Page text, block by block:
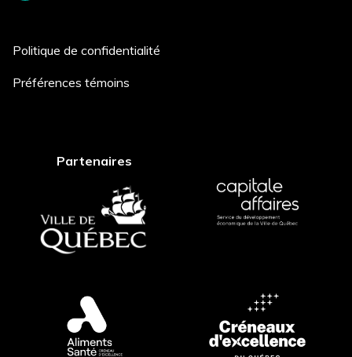
Description du projet *
Comment avez-vous entendu
Postuler
Politique de confidentialité
Préférences témoins
Partenaires